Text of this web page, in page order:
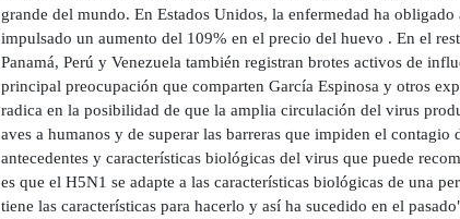
grande del mundo. En Estados Unidos, la enfermedad ha
impulsado un aumento del 109% en el precio del huevo . En el
Panamá, Perú y Venezuela también registran brotes activos de
principal preocupación que comparten García Espinosa y otros
radica en la posibilidad de que la amplia circulación del virus
aves a humanos y de superar las barreras que impiden el
antecedentes y características biológicas del virus que puede
es que el H5N1 se adapte a las características biológicas de una
tiene las características para hacerlo y así ha sucedido en el